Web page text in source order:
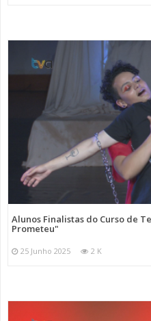
Alunos Finalistas do Curso de
Prometeu"
25 Junho 2025 2 K